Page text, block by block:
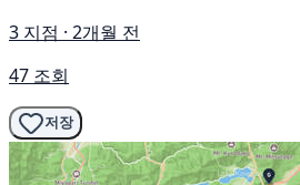
3 지점 · 2개월 전
47 조회
저장